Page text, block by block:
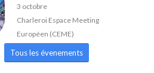
3 octobre
Charleroi Espace Meeting
Européen (CEME)
Tous les évenements